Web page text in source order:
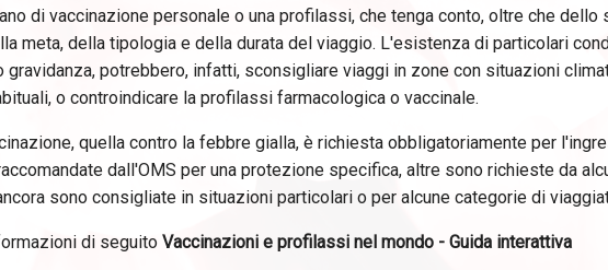
di vaccinazione personale o una profilassi, che tenga conto, oltre che dello
meta, della tipologia e della durata del viaggio. L'esistenza di particolari
gravidanza, potrebbero, infatti, sconsigliare viaggi in zone con situazioni
o controindicare la profilassi farmacologica o vaccinale.
quella contro la febbre gialla, è richiesta obbligatoriamente per
dall'OMS per una protezione specifica, altre sono richieste da
sono consigliate in situazioni particolari o per alcune categorie di
di seguito Vaccinazioni e profilassi nel mondo - Guida interattiva